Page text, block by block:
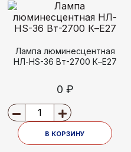
Лампа люминесцентная
НЛ-HS-36 Вт-2700 К–Е27
0 ₽
В КОРЗИНУ